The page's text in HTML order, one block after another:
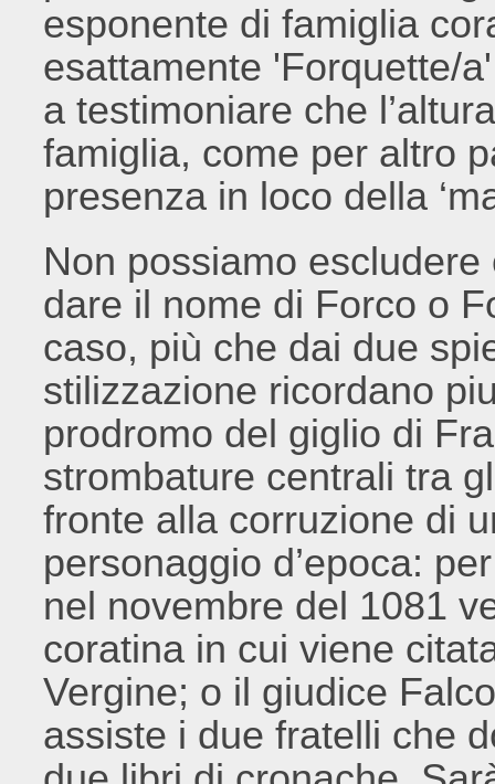
esponente di famiglia
esattamente 'Forquette/
a testimoniare che
famiglia, come per altro
presenza in loco della
Non possiamo
dare il nome di Forco o
caso, più che dai due
stilizzazione ricordano
prodromo del giglio di
strombature centrali tra
fronte alla corruzione di
personaggio d’epoca:
nel novembre del 1081
coratina in cui viene
Vergine; o il giudice
assiste i due fratelli che